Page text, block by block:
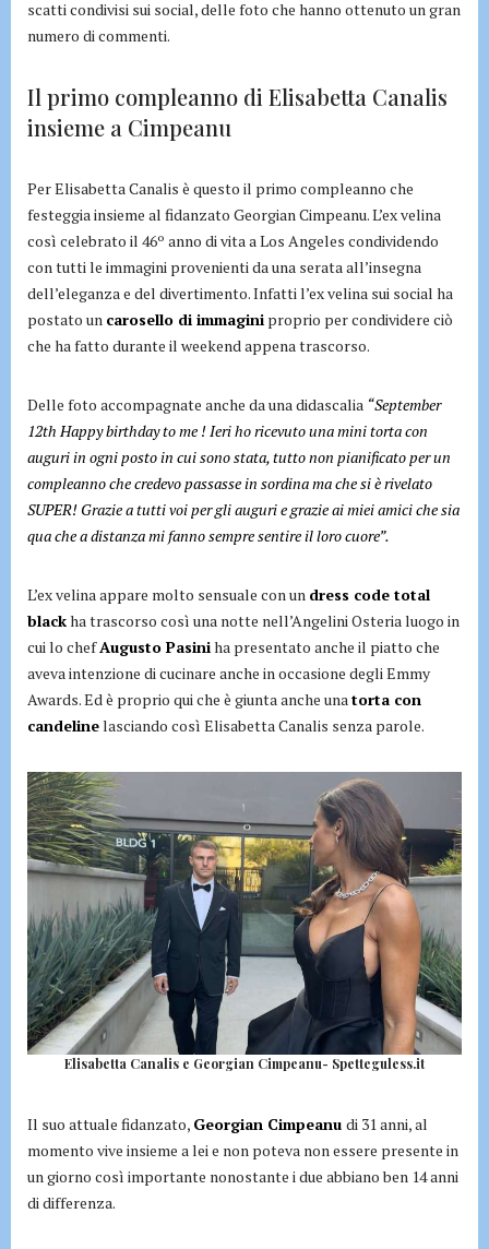
scatti condivisi sui social, delle foto che hanno ottenuto un gran
numero di commenti.
Il primo compleanno di Elisabetta Canalis
insieme a Cimpeanu
Per Elisabetta Canalis è questo il primo compleanno che
festeggia insieme al fidanzato Georgian Cimpeanu. L’ex velina
così celebrato il 46º anno di vita a Los Angeles condividendo
con tutti le immagini provenienti da una serata all’insegna
dell’eleganza e del divertimento. Infatti l’ex velina sui social ha
postato un carosello di immagini proprio per condividere ciò
che ha fatto durante il weekend appena trascorso.
Delle foto accompagnate anche da una didascalia “September
12th Happy birthday to me ! Ieri ho ricevuto una mini torta con
auguri in ogni posto in cui sono stata, tutto non pianificato per un
compleanno che credevo passasse in sordina ma che si è rivelato
SUPER! Grazie a tutti voi per gli auguri e grazie ai miei amici che sia
qua che a distanza mi fanno sempre sentire il loro cuore”.
L’ex velina appare molto sensuale con un dress code total
blackha trascorso così una notte nell’Angelini Osteria luogo in
cui lo chefAugusto Pasiniha presentato anche il piatto che
aveva intenzione di cucinare anche in occasione degli Emmy
Awards. Ed è proprio qui che è giunta anche unatorta con
candelinelasciando così Elisabetta Canalis senza parole.
Elisabetta Canalis e Georgian Cimpeanu- Spetteguless.it
Il suo attuale fidanzato, Georgian Cimpeanu di 31 anni, al
momento vive insieme a lei e non poteva non essere presente in
un giorno così importante nonostante i due abbiano ben 14 anni
di differenza.